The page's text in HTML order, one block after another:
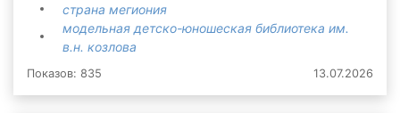
страна мегиония
модельная детско-юношеская библиотека им.
в.н. козлова
Показов: 835 13.07.2026